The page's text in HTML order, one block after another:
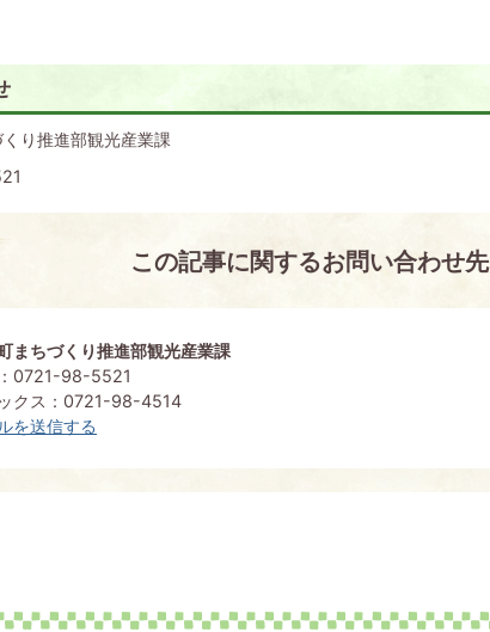
り推進部観光産業課
この記事に関するお問い合わせ先
まちづくり推進部観光産業課
0721-98-5521
クス：0721-98-4514
を送信する